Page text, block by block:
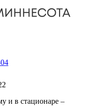
и в стационаре –